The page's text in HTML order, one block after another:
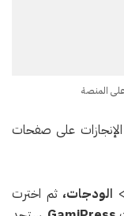
على المنصة
الإنجازات على صفحات
الودجات،ثم اخترت